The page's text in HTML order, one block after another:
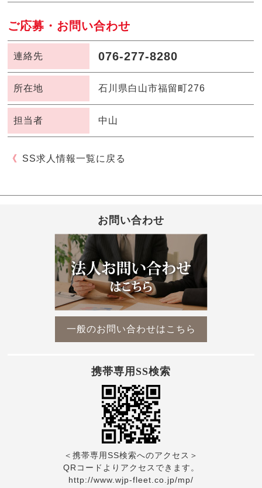
ご応募・お問い合わせ
連絡先 076-277-8280
所在地 石川県白山市福留町276
担当者 中山
SS求人情報一覧に戻る
お問い合わせ
一般のお問い合わせはこちら
携帯専用SS検索
＜携帯専用SS検索へのアクセス＞
QRコードよりアクセスできます。
http://www.wjp-fleet.co.jp/mp/